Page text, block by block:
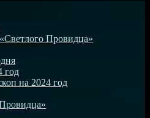
Провидца»
год
на 2024 год